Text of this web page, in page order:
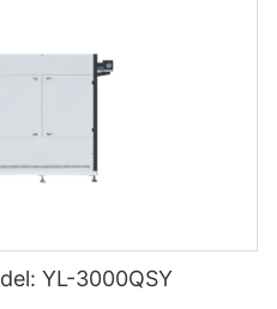
YL-3000QSY